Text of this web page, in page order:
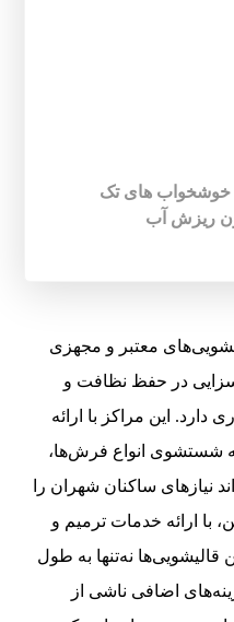
های تک
ریزش آب
معتبر و مجهزی
در حفظ نظافت و
این مراکز با ارائه
شستشوی انواع فرش‌ها،
نیازهای ساکنان شهران را
با ارائه خدمات ترمیم و
نه‌تنها به طول
اضافی ناشی از